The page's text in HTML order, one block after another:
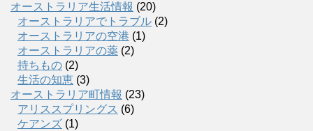
オーストラリア生活情報 (20)
オーストラリアでトラブル (2)
オーストラリアの空港 (1)
オーストラリアの薬 (2)
持ちもの (2)
生活の知恵 (3)
オーストラリア町情報 (23)
アリススプリングス (6)
ケアンズ (1)